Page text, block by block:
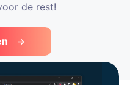
de rest!